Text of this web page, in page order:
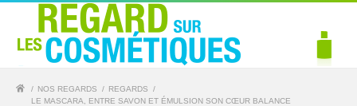
/ NOS REGARDS / REGARDS
/
LE MASCARA, ENTRE SAVON ET ÉMULSION SON CŒUR BALANCE